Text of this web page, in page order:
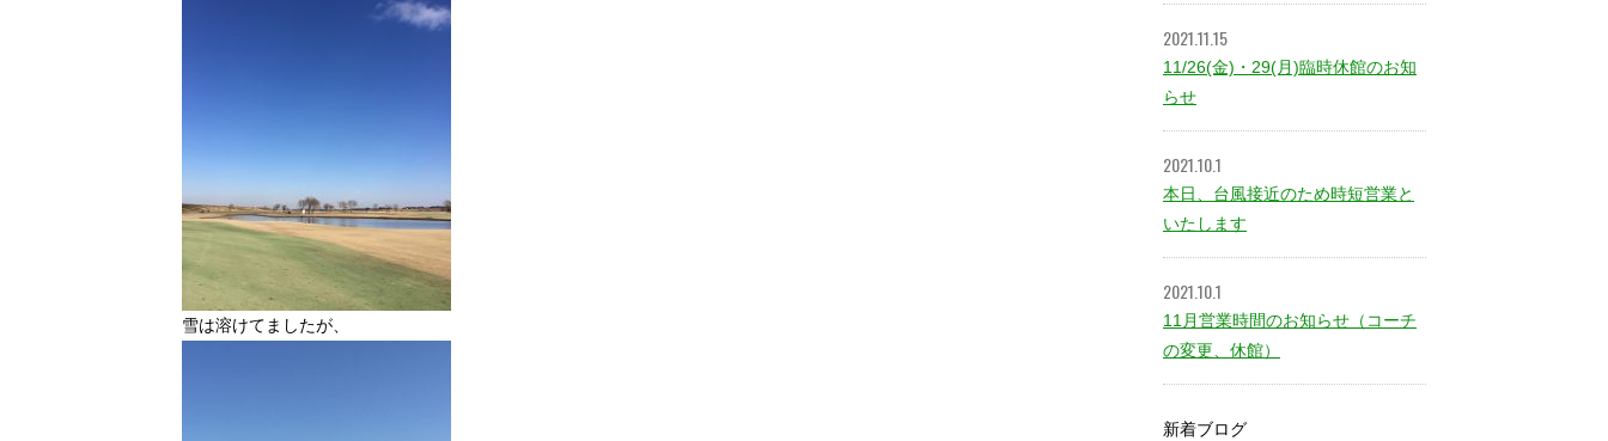
雪は溶けてましたが、
2021.11.15
11/26(金)・29(月)臨時休館のお知
らせ
2021.10.1
本日、台風接近のため時短営業と
いたします
2021.10.1
11月営業時間のお知らせ（コーチ
の変更、休館）
新着ブログ